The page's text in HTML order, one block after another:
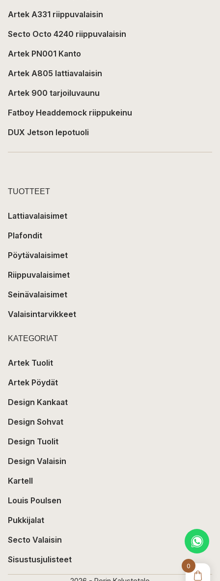
0
Artek A331 riippuvalaisin
Secto Octo 4240 riippuvalaisin
Artek PN001 Kanto
Artek A805 lattiavalaisin
Artek 900 tarjoiluvaunu
Fatboy Headdemock riippukeinu
DUX Jetson lepotuoli
TUOTTEET
Lattiavalaisimet
Plafondit
Pöytävalaisimet
Riippuvalaisimet
Seinävalaisimet
Valaisintarvikkeet
KATEGORIAT
Artek Tuolit
Artek Pöydät
Design Kankaat
Design Sohvat
Design Tuolit
Design Valaisin
Kartell
Louis Poulsen
Pukkijalat
Secto Valaisin
Sisustusjulisteet